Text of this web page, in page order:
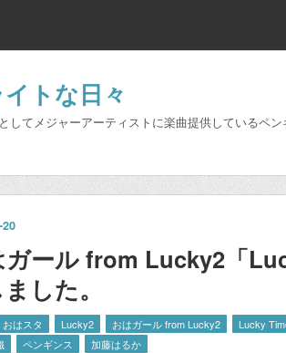
トな日々
てメジャーアーティストに楽曲提供しているペ
-20
ガール from Lucky2「
した。
おはスタ Lucky2 おはガール from Lucky2 Lucky
ペンギンス 加藤はるか